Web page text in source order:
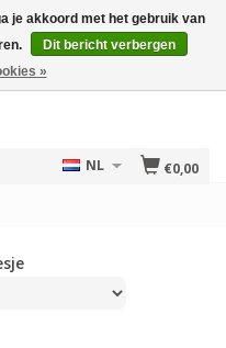
€0,00
NL
je akkoord met het gebruik van
Dit bericht verbergen
»